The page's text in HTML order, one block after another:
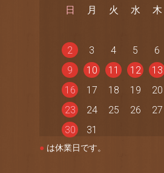
日 月 火 水 木
2
3 4 5 6
9
10 11 12 13
16
17 18 19 20
23
24 25 26 27
30
31
● は休業日です。